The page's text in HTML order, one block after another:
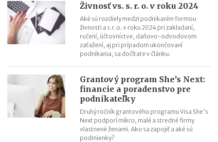
Lucia Pašková (Curaprox): Hľadajte nové veci, nové spôsoby a
nové cesty
Živnosť vs. s. r. o. v roku 2024
Aké sú rozdiely medzi podnikaním formou
živnosti a s.r.o. v roku 2024 pri zakladaní,
ručení, účtovníctve, daňovo-odvodovom
zaťažení, aj pri prípadom ukončovaní
podnikania, sa dočítate v článku.
Grantový program She’s Next:
financie a poradenstvo pre
podnikateľky
Druhý ročník grantového programu Visa She's
Next podporí mikro, malé a stredné firmy
vlastnené ženami. Ako sa zapojiť a aké sú
podmienky?